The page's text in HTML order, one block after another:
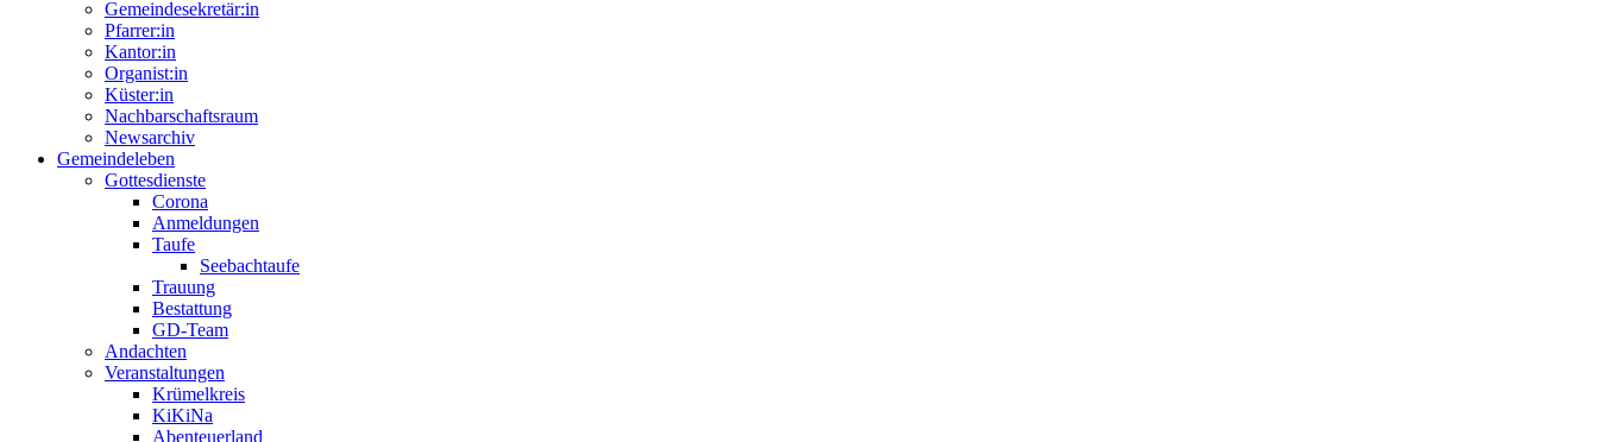
Gemeindesekretär:in
Pfarrer:in
Kantor:in
Organist:in
Küster:in
Nachbarschaftsraum
Newsarchiv
Gemeindeleben
Gottesdienste
Corona
Anmeldungen
Taufe
Seebachtaufe
Trauung
Bestattung
GD-Team
Andachten
Veranstaltungen
Krümelkreis
KiKiNa
Abenteuerland